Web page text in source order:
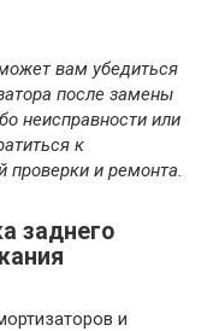
вам убедиться
после замены
неисправности или
к
и ремонта.
заднего
и